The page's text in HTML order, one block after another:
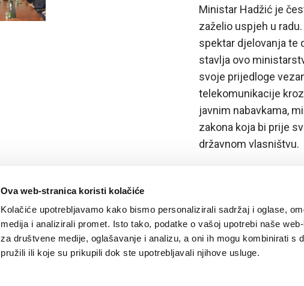
Ova web-stranica koristi kolačiće
Kolačiće upotrebljavamo kako bismo personalizirali sadržaj i oglase,
medija i analizirali promet. Isto tako, podatke o vašoj upotrebi naše
za društvene medije, oglašavanje i analizu, a oni ih mogu kombinirati s
pružili ili koje su prikupili dok ste upotrebljavali njihove usluge.
Ministar Hadžić je
zaželio uspjeh u
spektar djelovanja te
stavlja ovo
svoje prijedloge
telekomunikacije
javnim nabavkama,
zakona koja bi prije
državnom vlasništvu.